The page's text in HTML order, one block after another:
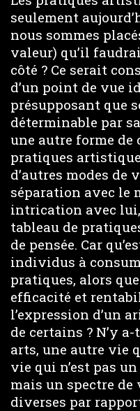
seulement
nous sommes
valeur) qu’il
côté ? Ce serait
d’un point de vue
présupposant que
déterminable par
une autre forme de
pratiques
d’autres modes
séparation avec le
intrication avec
tableau de
de pensée. Car
individus à
pratiques, alors
efficacité et
l’expression d’un
de certains ? N’y
arts, une autre vie
vie qui n’est pas
mais un spectre
diverses par